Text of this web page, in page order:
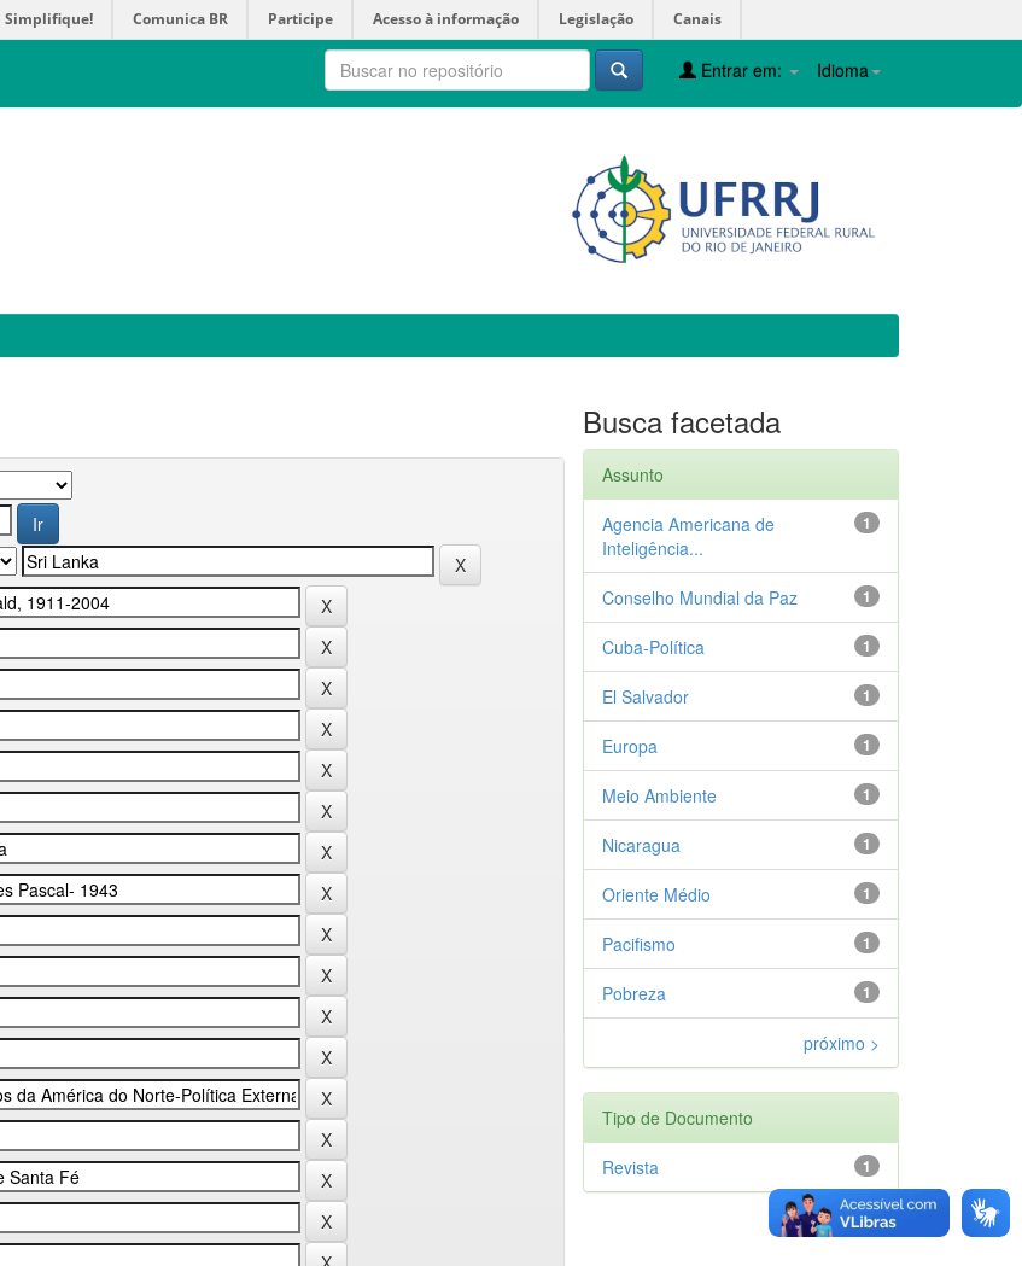
Simplifique! Comunica BR Participe Acesso à informação Legislação Canais
Idioma
Entrar em:
Busca facetada
Assunto
1
Agencia Americana de
Inteligência...
1
Conselho Mundial da Paz
1
Cuba-Política
1
El Salvador
1
Europa
1
Meio Ambiente
1
Nicaragua
1
Oriente Médio
1
Pacifismo
1
Pobreza
próximo >
Tipo de Documento
1
Revista